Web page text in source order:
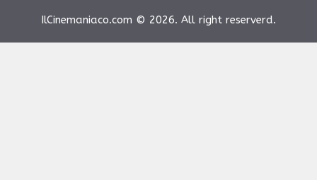
IlCinemaniaco.com © 2026. All right reserverd.